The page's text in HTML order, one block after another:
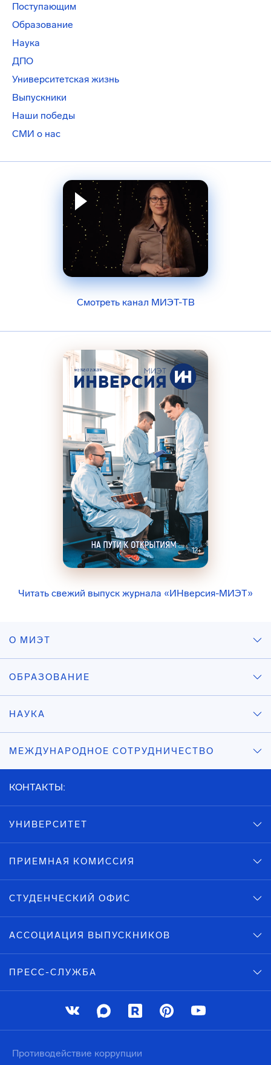
Поступающим
Образование
Наука
ДПО
Университетская жизнь
Выпускники
Наши победы
СМИ о нас
Смотреть канал МИЭТ-ТВ
Читать свежий выпуск журнала «ИНверсия-МИЭТ»
О МИЭТ
ОБРАЗОВАНИЕ
НАУКА
МЕЖДУНАРОДНОЕ СОТРУДНИЧЕСТВО
КОНТАКТЫ:
УНИВЕРСИТЕТ
ПРИЕМНАЯ КОМИССИЯ
СТУДЕНЧЕСКИЙ ОФИС
АССОЦИАЦИЯ ВЫПУСКНИКОВ
ПРЕСС-СЛУЖБА
Противодействие коррупции